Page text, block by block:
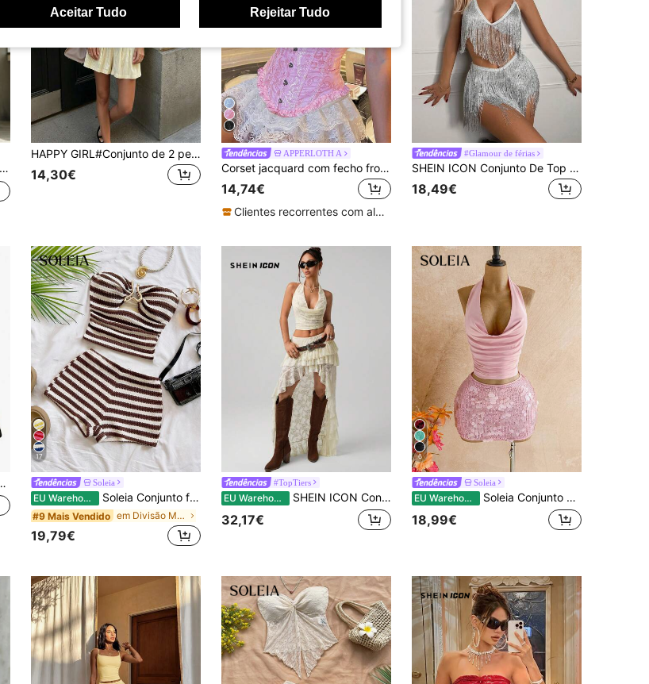
HAPPY GIRL#Conjunto de 2 peças para mulher, confortável e ajustado, estilo boémio casual versátil, moda primavera/verão, para praia, férias, casa, dia a dia e aeroporto
14,30€
APPERLOTH A
Corset jacquard com fecho frontal de ganchos e olhos e atacadores nas costas, com tanga, rosa, para Dia dos Namorados, rave e festival de música
14,74€
Clientes recorrentes com alta taxa de retorno
#Glamour de férias
SHEIN ICON Conjunto De Top Com Franjas De Cami E Shorts
18,49€
17
Soleia
EU Warehouse Soleia Conjunto feminino de férias com top cropped texturizado listrado em preto e branco, com fivela metálica, e calça super curta casual. Ideal para encontros, festas e viagens casuais à praia.
#9 Mais Vendido em Divisão Mulheres Coordenadas
19,79€
#TopTiers
EU Warehouse SHEIN ICON Conjunto de 2 peças de camisola feminina de renda com decote halter e minissaia com bainha assimétrica para o 4 de julho, roupas femininas de volta às aulas
32,17€
6
Soleia
EU Warehouse Soleia Conjunto de férias feminino com 2 peças de lantejoulas rosa
18,99€
Aceitar Tudo Rejeitar Tudo